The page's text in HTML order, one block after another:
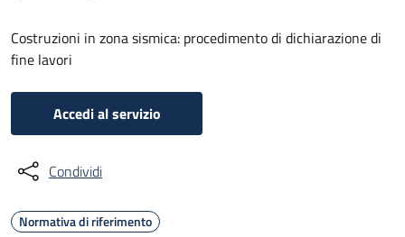
Costruzioni in zona sismica: procedimento di dichiarazione di
fine lavori
Accedi al servizio
Condividi
Normativa di riferimento